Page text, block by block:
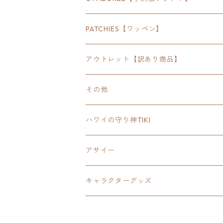
18inchオクタゴン八角形
24inchオクタゴン八角形
18inch×18inchスクエア正方形
California State Routeカリフォルニア州
Interstate 州間道路型
U.S. Route国道（アメリカ）
アウトドア
スポーツ
ピクトグラム
ブランド
ミリタリー
ゲーム
SEWTS
FOODIE
SHORTS
KIDS
POMONA
PATCHIES【ワッペン】
アウトレット【訳あり商品】
その他
ハワイの守り神TIKI
アサイー
キャラクターグッズ